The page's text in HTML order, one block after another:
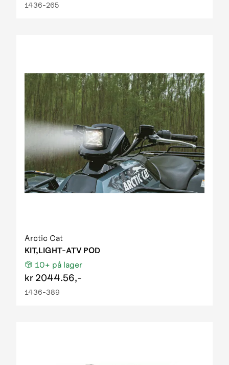
1436-265
Arctic Cat
KIT,LIGHT-ATV POD
10+ på lager
kr 2044.56,-
1436-389